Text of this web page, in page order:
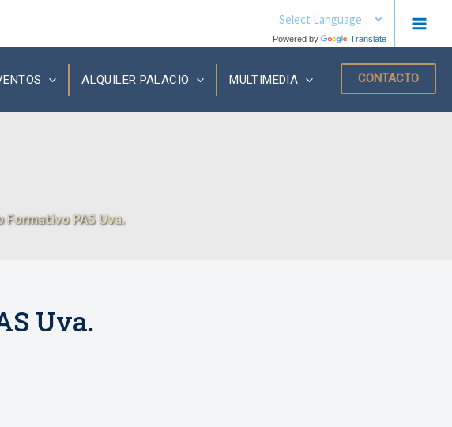
Powered by Translate
ALQUILER PALACIO MULTIMEDIA CONTACTO
Formativo PAS Uva.
Uva.